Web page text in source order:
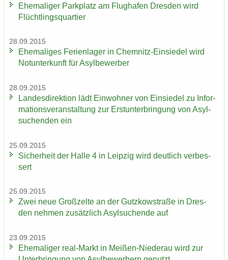
Ehe­ma­li­ger Park­platz am Flug­ha­fen Dres­den wird
Flücht­lings­quar­tier
28.09.2015
Ehe­ma­li­ges Fe­ri­en­la­ger in Chemnitz-​Einsiedel wird
Not­un­ter­kunft für Asyl­be­wer­ber
28.09.2015
Lan­des­di­rek­ti­on lädt Ein­woh­ner von Ein­sie­del zu In­for­
ma­ti­ons­ver­an­stal­tung zur Erst­un­ter­brin­gung von Asyl­
su­chen­den ein
25.09.2015
Si­cher­heit der Halle 4 in Leip­zig wird deut­lich ver­bes­
sert
25.09.2015
Zwei neue Groß­zel­te an der Gutz­kow­stra­ße in Dres­
den neh­men zu­sätz­lich Asyl­su­chen­de auf
23.09.2015
Ehe­ma­li­ger real-​Markt in Meißen-​Niederau wird zur